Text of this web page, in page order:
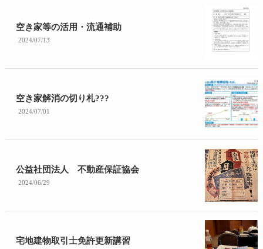
空き家等の活用・流通補助
2024/07/13
空き家解消の切り札???
2024/07/01
公益社団法人 不動産保証協会
2024/06/29
宅地建物取引士免許更新講習